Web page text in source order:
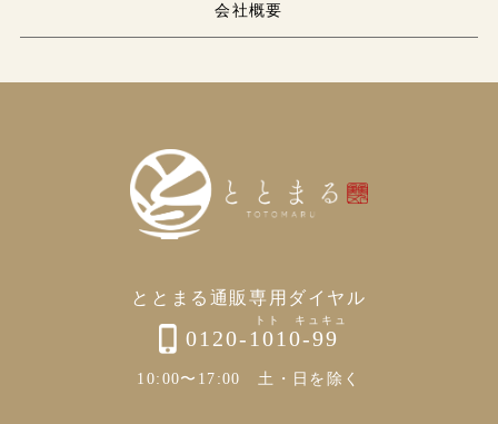
会社概要
ととまる通販専用ダイヤル
0120-1010-99
10:00〜17:00 土・日を除く